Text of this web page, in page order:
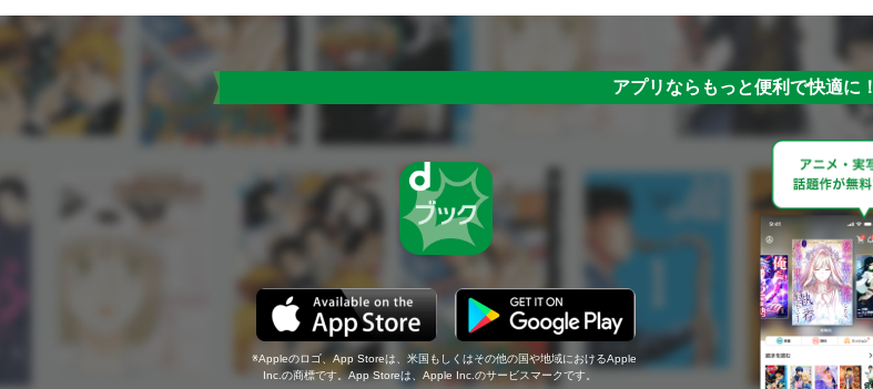
アプリならもっと便利で快適に！
Appleのロゴ、App Storeは、米国もしくはその他の国や地域におけるApple
Inc.の商標です。App Storeは、Apple Inc.のサービスマークです。